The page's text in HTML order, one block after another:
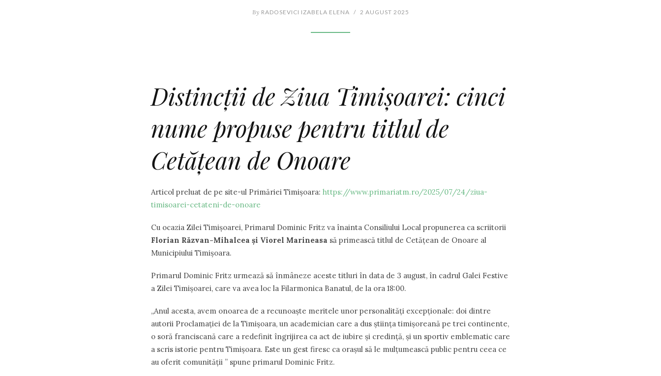
By RADOSEVICI IZABELA ELENA / 2 AUGUST 2025
Distincții de Ziua Timișoarei: cinci
nume propuse pentru titlul de
Cetățean de Onoare
Articol preluat de pe site-ul Primăriei Timișoara: https://www.primariatm.ro/2025/07/24/ziua-
timisoarei-cetateni-de-onoare
Cu ocazia Zilei Timișoarei, Primarul Dominic Fritz va înainta Consiliului Local propunerea ca scriitorii
Florian Răzvan-Mihalcea și Viorel Marineasa să primească titlul de Cetățean de Onoare al
Municipiului Timișoara.
Primarul Dominic Fritz urmează să înmâneze aceste titluri în data de 3 august, în cadrul Galei Festive
a Zilei Timișoarei, care va avea loc la Filarmonica Banatul, de la ora 18:00.
„Anul acesta, avem onoarea de a recunoaște meritele unor personalități excepționale: doi dintre
autorii Proclamației de la Timișoara, un academician care a dus știința timișoreană pe trei continente,
o soră franciscană care a redefinit îngrijirea ca act de iubire și credință, și un sportiv emblematic care
a scris istorie pentru Timișoara. Este un gest firesc ca orașul să le mulțumească public pentru ceea ce
au oferit comunității ” spune primarul Dominic Fritz.